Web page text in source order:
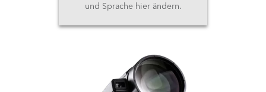
und Sprache hier ändern.
IP65